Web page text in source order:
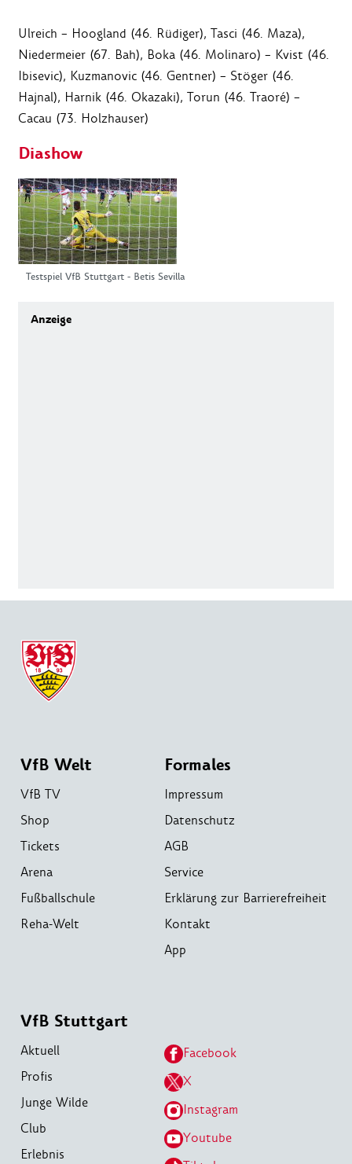
Ulreich – Hoogland (46. Rüdiger), Tasci (46. Maza),
Niedermeier (67. Bah), Boka (46. Molinaro) – Kvist (46.
Ibisevic), Kuzmanovic (46. Gentner) – Stöger (46.
Hajnal), Harnik (46. Okazaki), Torun (46. Traoré) –
Cacau (73. Holzhauser)
Diashow
Testspiel VfB Stuttgart - Betis Sevilla
VfB Welt
VfB TV
Shop
Tickets
Arena
Fußballschule
Reha-Welt
Formales
Impressum
Datenschutz
AGB
Service
Erklärung zur Barrierefreiheit
Kontakt
App
VfB Stuttgart
Aktuell
Profis
Junge Wilde
Club
Erlebnis
Facebook
X
Instagram
Youtube